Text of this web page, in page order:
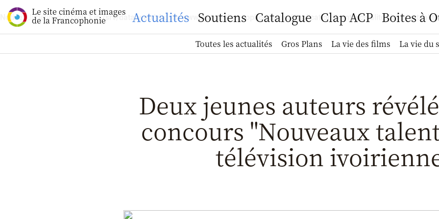
Notice : Undefined offset: 1 in/srv/data/web/vhosts/www.imagesfrancophones.org/application/front/actualites/php/
Le site cinéma et images
de la Francophonie Actualités
Toutes les actualités Gros Plans La vie des films La vie du
Soutiens Catalogue Clap ACP Boites à
Deux jeunes auteurs
concours "Nouveaux
télévision